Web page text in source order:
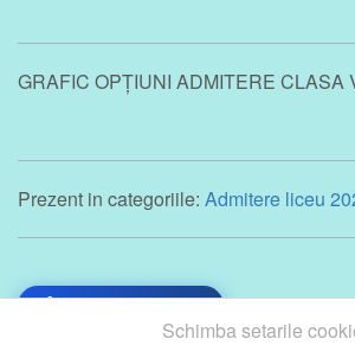
GRAFIC OPȚIUNI ADMITERE CLASA
Prezent in categoriile: Admitere liceu
Înapoi la articole
Schimba setarile